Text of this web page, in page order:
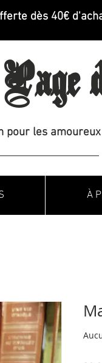
dès 40€
pour les
À